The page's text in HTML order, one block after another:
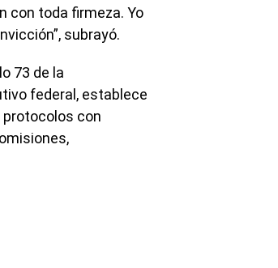
con toda firmeza. Yo
subrayó.
73 de la
federal, establece
protocolos con